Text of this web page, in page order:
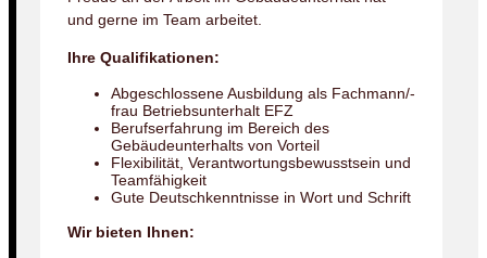
und gerne im Team arbeitet.
Ihre Qualifikationen:
Abgeschlossene Ausbildung als Fachmann/-
frau Betriebsunterhalt EFZ
Berufserfahrung im Bereich des
Gebäudeunterhalts von Vorteil
Flexibilität, Verantwortungsbewusstsein und
Teamfähigkeit
Gute Deutschkenntnisse in Wort und Schrift
Wir bieten Ihnen: